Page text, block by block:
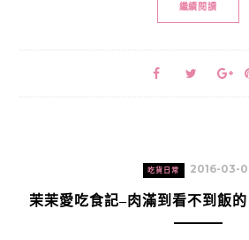
繼續閱讀
吃貨日常 2016-03-
茉茉愛吃食記–肉滿到看不到飯的